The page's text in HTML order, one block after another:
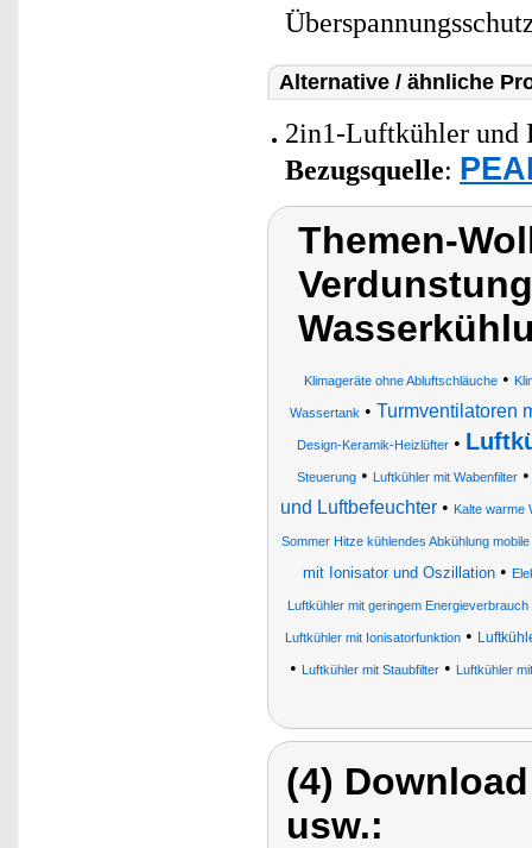
Alternative / ähnliche
2in1-Luftkühler und
Bezugsquelle:
Themen-
Klimageräte ohne Abluftschläuche•
Wassertank • Turmventilatoren
Design-Keramik-Heizlüfter •
Steuerung• Luftkühler mit Wabenfilter
und Luftbefeuchter • Kalte warme
Sommer Hitze kühlendes Abkühlung
mit Ionisator und Oszillation•
Luftkühler mit geringem Energieverbrauch
Luftkühler mit Ionisatorfunktion•
• Luftkühler mit Staubfilter• Luftkühler
(4)
usw.: